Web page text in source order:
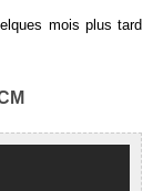
mois plus tard